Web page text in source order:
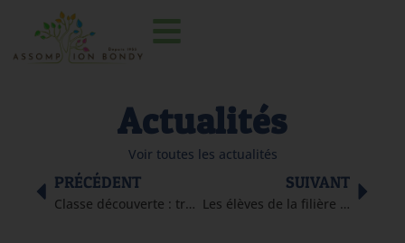
Actualités
Voir toutes les actualités
PRÉCÉDENT
Classe découverte : trois jours d’aventures et de souvenirs !
SUIVANT
Les élèves de la filière ASSP à l’Assemblée nationale